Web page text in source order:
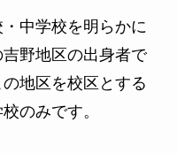
中学校を明らかに
野地区の出身者で
地区を校区とする
のみです。